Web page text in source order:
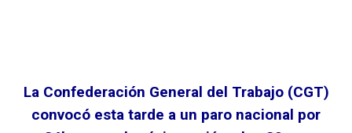
La Confederación General del Trabajo (CGT)
convocó esta tarde a un paro nacional por